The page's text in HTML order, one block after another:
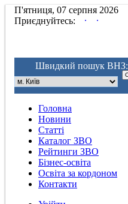
П'ятниця, 07 серпня 2026
Приєднуйтесь:
. .
Швидкий пошук ВНЗ:
Головна
Новини
Статті
Каталог ЗВО
Рейтинги ЗВО
Бізнес-освіта
Освіта за кордоном
Контакти